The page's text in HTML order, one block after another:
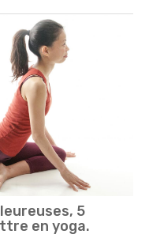
5
en yoga.